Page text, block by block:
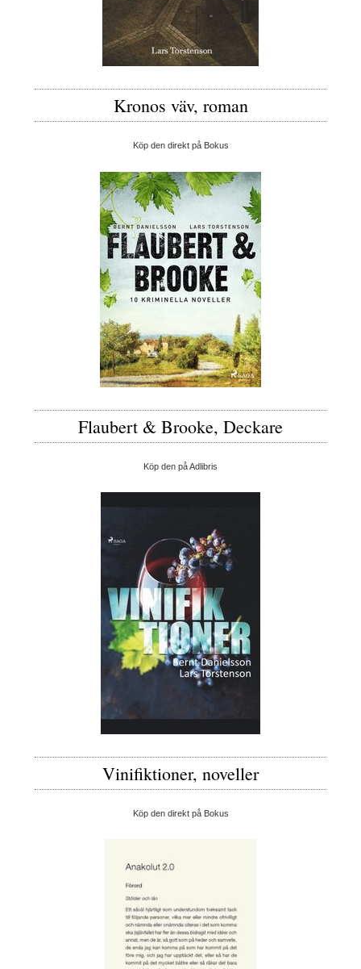
Kronos väv, roman
Köp den direkt på Bokus
Flaubert & Brooke, Deckare
Köp den på Adlibris
Vinifiktioner, noveller
Köp den direkt på Bokus